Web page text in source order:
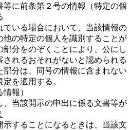
に前条第２号の情報（特定の個
ている場合において、当該情報の
他の特定の個人を識別することが
分をのぞくことにより、公にし
れるおそれがないと認められる
部分は、同号の情報に含まれない
を適用する。
報）
当該開示の申出に係る文書等が
示することになるときは、当該文